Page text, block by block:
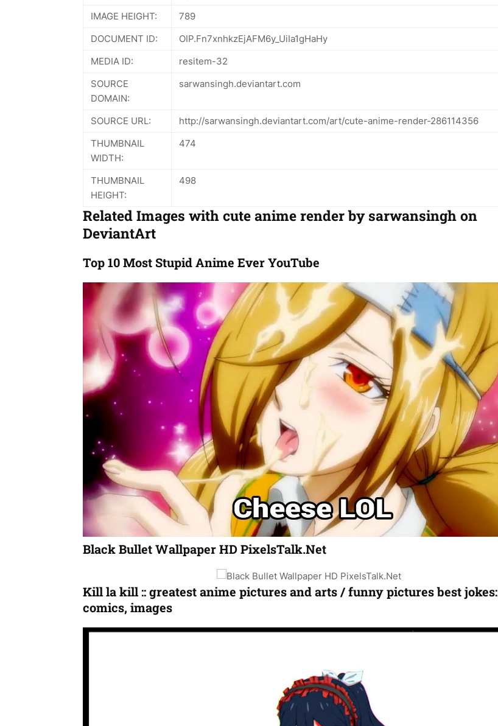
IMAGE HEIGHT:
789
DOCUMENT ID:
OIP.Fn7xnhkzEjAFM6y_UiIa1gHaHy
MEDIA ID:
resitem-32
SOURCE
DOMAIN:
sarwansingh.deviantart.com
SOURCE URL:
http://sarwansingh.deviantart.com/art/cute-anime-render-286114356
THUMBNAIL
WIDTH:
474
THUMBNAIL
HEIGHT:
498
Related Images with cute anime render by sarwansingh on
DeviantArt
Top 10 Most Stupid Anime Ever YouTube
Black Bullet Wallpaper HD PixelsTalk.Net
Kill la kill :: greatest anime pictures and arts / funny pictures best jokes:
comics, images